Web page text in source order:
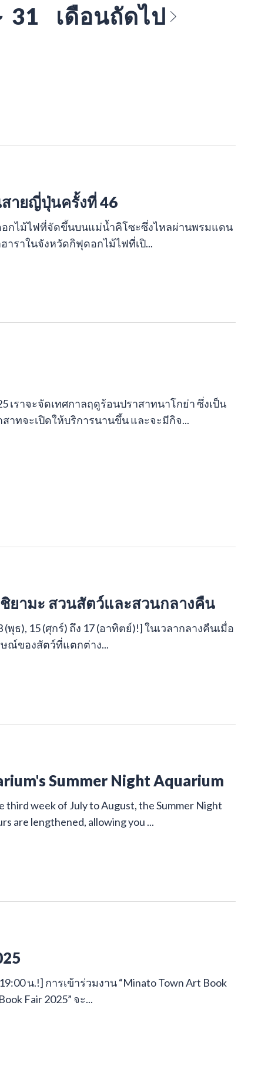
31 เดือนถัดไป
สายญี่ปุ่นครั้งที่ 46
ดอกไม้ไฟที่จัดขึ้นบนแม่น้ำคิโซะซึ่งไหลผ่านพรมแดน
าราในจังหวัดกิฟุดอกไม้ไฟที่เปิ...
เราจะจัดเทศกาลฤดูร้อนปราสาทนาโกย่า ซึ่งเป็น
าทจะเปิดให้บริการนานขึ้น และจะมีกิจ...
ามะ สวนสัตว์และสวนกลางคืน
ธ), 15 (ศุกร์) ถึง 17 (อาทิตย์)!] ในเวลากลางคืนเมื่อ
ณ์ของสัตว์ที่แตกต่าง...
Summer Night Aquarium
week of July to August, the Summer Night
are lengthened, allowing you ...
น.!] การเข้าร่วมงาน “Minato Town Art Book
Fair 2025” จะ...